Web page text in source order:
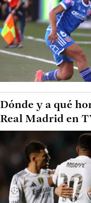
Dónde y a qué
Real Madrid en